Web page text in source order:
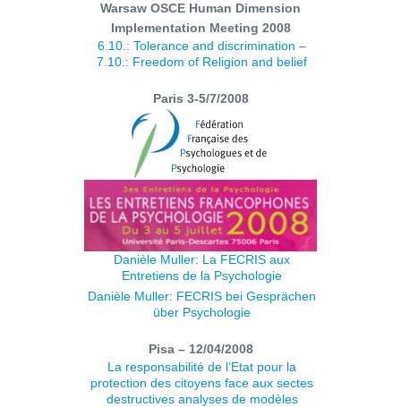
Warsaw OSCE Human Dimension
Implementation Meeting 2008
6.10.: Tolerance and discrimination –
7.10.: Freedom of Religion and belief
Paris 3-5/7/2008
Danièle Muller: La FECRIS aux
Entretiens de la Psychologie
Danièle Muller: FECRIS bei Gesprächen
über Psychologie
Pisa – 12/04/2008
La responsabilité de l’Etat pour la
protection des citoyens face aux sectes
destructives analyses de modèles